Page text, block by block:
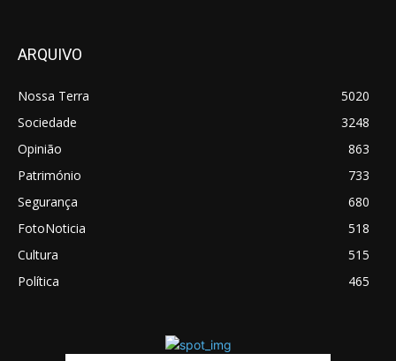
ARQUIVO
Nossa Terra
5020
Sociedade
3248
Opinião
863
Património
733
Segurança
680
FotoNoticia
518
Cultura
515
Política
465